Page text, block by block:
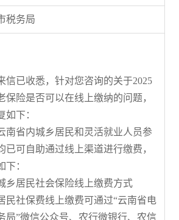
税务局
信已收悉，针对您咨询的关于2025
保险是否可以在线上缴纳的问题，
如下：
南省内城乡居民和灵活就业人员参
已可自助通过线上渠道进行缴费，
下：
乡居民社会保险线上缴费方式
民社保费线上缴费可通过“云南省电
局”微信公众号、农行微银行、农信